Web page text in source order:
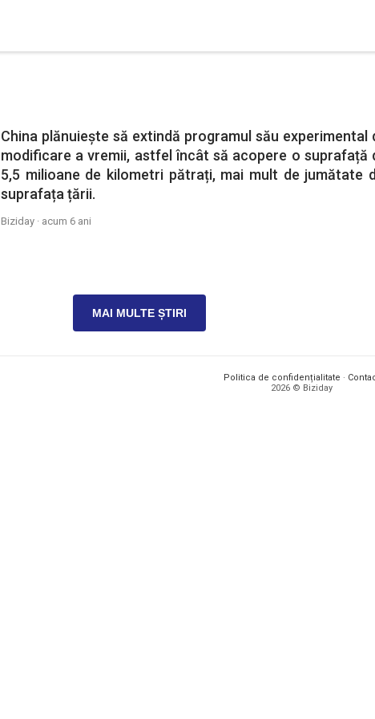
China plănuiește să extindă programul său experimental
modificare a vremii, astfel încât să acopere o suprafață
5,5 milioane de kilometri pătrați, mai mult de jumătate
suprafața țării.
Biziday · acum 6 ani
MAI MULTE ȘTIRI
Politica de confidențialitate ·
2026 © Biziday